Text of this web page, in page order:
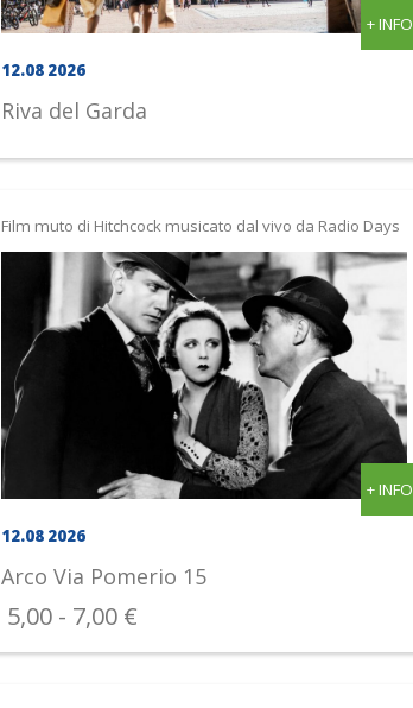
+ INFO
12.08 2026
Riva del Garda
Film muto di Hitchcock musicato dal vivo da Radio Days
+ INFO
12.08 2026
Arco Via Pomerio 15
5,00 - 7,00 €